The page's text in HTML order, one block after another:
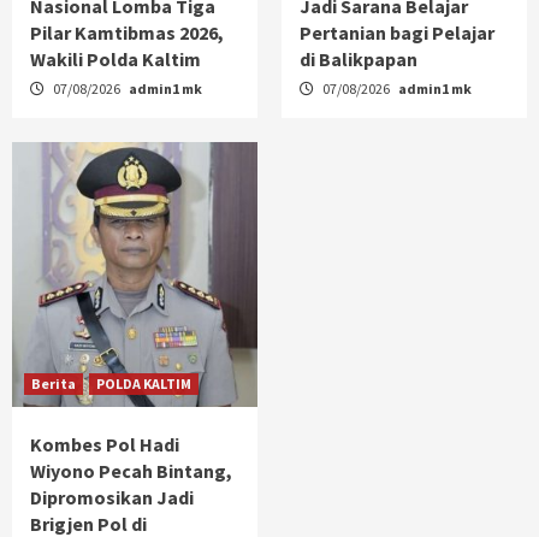
Nasional Lomba Tiga
Pilar Kamtibmas 2026,
Wakili Polda Kaltim
07/08/2026 admin1 mk
Jadi Sarana Belajar
Pertanian bagi Pelajar
di Balikpapan
07/08/2026 admin1 mk
Berita POLDA KALTIM
Kombes Pol Hadi
Wiyono Pecah Bintang,
Dipromosikan Jadi
Brigjen Pol di